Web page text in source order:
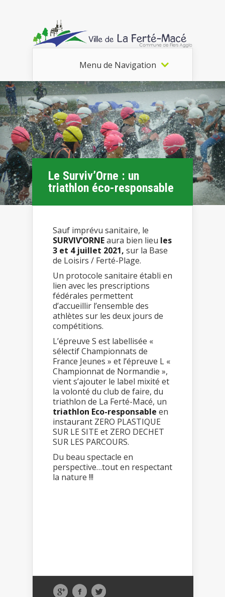
Menu de Navigation
Le Surviv’Orne : un
triathlon éco-responsable
Sauf imprévu sanitaire, le
SURVIV’ORNEaura bien lieu les
3 et 4 juillet 2021, sur la Base
de Loisirs / Ferté-Plage.
Un protocole sanitaire établi en
lien avec les prescriptions
fédérales permettent
d’accueillir l’ensemble des
athlètes sur les deux jours de
compétitions.
L’épreuve S est labellisée «
sélectif Championnats de
France Jeunes » et l’épreuve L «
Championnat de Normandie »,
vient s’ajouter le label mixité et
la volonté du club de faire, du
triathlon de La Ferté-Macé, un
triathlon Eco-responsable en
instaurant ZERO PLASTIQUE
SUR LE SITE et ZERO DECHET
SUR LES PARCOURS.
Du beau spectacle en
perspective…tout en respectant
la nature !!!